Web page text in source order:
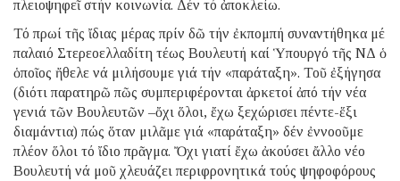
πλειοψηφεῖ στήν κοινωνία. Δέν τό ἀποκλείω.
Τό πρωί τῆς ἴδιας μέρας πρίν δῶ τήν ἐκπομπή συναντήθηκα μέ
παλαιό Στερεοελλαδίτη τέως Βουλευτή καί Ὑπουργό τῆς ΝΔ ὁ
ὁποῖος ἤθελε νά μιλήσουμε γιά τήν «παράταξη». Τοῦ ἐξήγησα
(διότι παρατηρῶ πῶς συμπεριφέρονται ἀρκετοί ἀπό τήν νέα
γενιά τῶν Βουλευτῶν –ὄχι ὅλοι, ἔχω ξεχώρισει πέντε-ἕξι
διαμάντια) πώς ὅταν μιλᾶμε γιά «παράταξη» δέν ἐννοοῦμε
πλέον ὅλοι τό ἴδιο πρᾶγμα. Ὄχι γιατί ἔχω ἀκούσει ἄλλο νέο
Βουλευτή νά μοῦ χλευάζει περιφρονητικά τούς ψηφοφόρους